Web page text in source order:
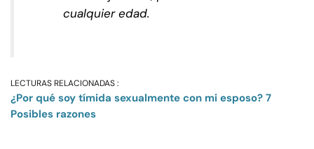
cualquier edad.
LECTURAS RELACIONADAS :
¿Por qué soy tímida sexualmente con mi esposo? 7
Posibles razones